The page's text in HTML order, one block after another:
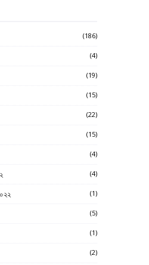
(186)
(4)
(19)
(15)
(22)
(15)
(4)
(4)
(1)
(5)
(1)
(2)